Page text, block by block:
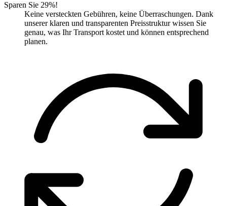
Sparen Sie 29%!
Keine versteckten Gebühren, keine Überraschungen. Dank
unserer klaren und transparenten Preisstruktur wissen Sie
genau, was Ihr Transport kostet und können entsprechend
planen.